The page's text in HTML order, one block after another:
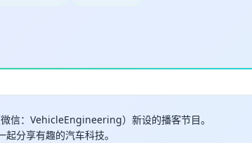
信：VehicleEngineering）新设的播客节目。
分享有趣的汽车科技。